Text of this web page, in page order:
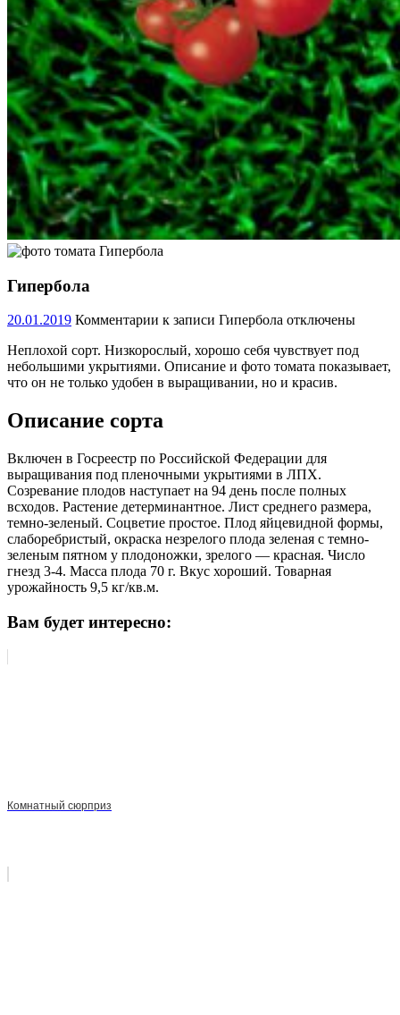
Гипербола
20.01.2019 Комментарии к записи Гипербола отключены
Неплохой сорт. Низкорослый, хорошо себя чувствует под
небольшими укрытиями. Описание и фото томата показывает,
что он не только удобен в выращивании, но и красив.
Описание сорта
Включен в Госреестр по Российской Федерации для
выращивания под пленочными укрытиями в ЛПХ.
Созревание плодов наступает на 94 день после полных
всходов. Растение детерминантное. Лист среднего размера,
темно-зеленый. Соцветие простое. Плод яйцевидной формы,
слаборебристый, окраска незрелого плода зеленая с темно-
зеленым пятном у плодоножки, зрелого — красная. Число
гнезд 3-4. Масса плода 70 г. Вкус хороший. Товарная
урожайность 9,5 кг/кв.м.
Вам будет интересно:
Комнатный сюрприз